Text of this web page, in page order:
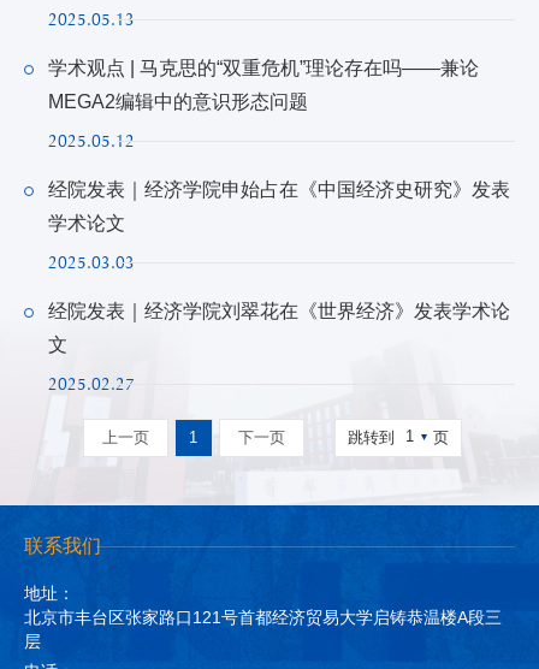
2025.05.13
学术观点 | 马克思的“双重危机”理论存在吗——兼论
MEGA2编辑中的意识形态问题
2025.05.12
经院发表｜经济学院申始占在《中国经济史研究》发表
学术论文
2025.03.03
经院发表｜经济学院刘翠花在《世界经济》发表学术论
文
2025.02.27
上一页 1 下一页 跳转到 1 页
联系我们
地址：
北京市丰台区张家路口121号首都经济贸易大学启铸恭温楼A段三
层